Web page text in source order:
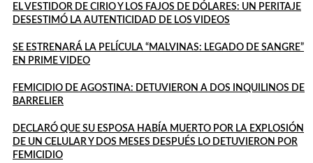
EL VESTIDOR DE CIRIO Y LOS FAJOS DE DÓLARES: UN PERITAJE
DESESTIMÓ LA AUTENTICIDAD DE LOS VIDEOS
SE ESTRENARÁ LA PELÍCULA “MALVINAS: LEGADO DE SANGRE”
EN PRIME VIDEO
FEMICIDIO DE AGOSTINA: DETUVIERON A DOS INQUILINOS DE
BARRELIER
DECLARÓ QUE SU ESPOSA HABÍA MUERTO POR LA EXPLOSIÓN
DE UN CELULAR Y DOS MESES DESPUÉS LO DETUVIERON POR
FEMICIDIO